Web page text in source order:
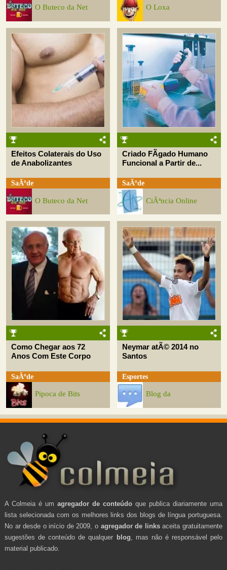
O Buteco da Net O Loxa
Efeitos Colaterais do Uso
de Anabolizantes
SaÃºde
O Buteco da Net
Criado FÃ­gado Humano
Funcional a Partir de...
SaÃºde
CiÃªncia Online
Como Chegar aos 72
Anos Com Este Corpo
SaÃºde
Pipoca de Bits
Neymar atÃ© 2014 no
Santos
Esportes
Blog da
A Colmeia é um agregador de conteúdo que publica diariamente uma
lista selecionada com os melhores links dos blogs de língua portuguesa.
No ar desde o início de 2009, o agregador de linksaceita gratuitamente
sugestões de conteúdo de qualquer blog , mas não é responsável pelo
material publicado.